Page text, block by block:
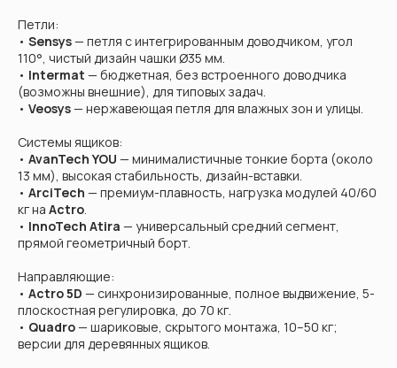
Петли:
• Sensys— петля с интегрированным доводчиком, угол
110°, чистый дизайн чашки Ø35 мм.
• Intermat — бюджетная, без встроенного доводчика
(возможны внешние), для типовых задач.
• Veosys— нержавеющая петля для влажных зон и улицы.
Системы ящиков:
• AvanTech YOU — минималистичные тонкие борта (около
13 мм), высокая стабильность, дизайн-вставки.
• ArciTech — премиум-плавность, нагрузка модулей 40/60
кг на Actro.
• InnoTech Atira — универсальный средний сегмент,
прямой геометричный борт.
Направляющие:
• Actro 5D — синхронизированные, полное выдвижение, 5-
плоскостная регулировка, до 70 кг.
• Quadro— шариковые, скрытого монтажа, 10–50 кг;
версии для деревянных ящиков.